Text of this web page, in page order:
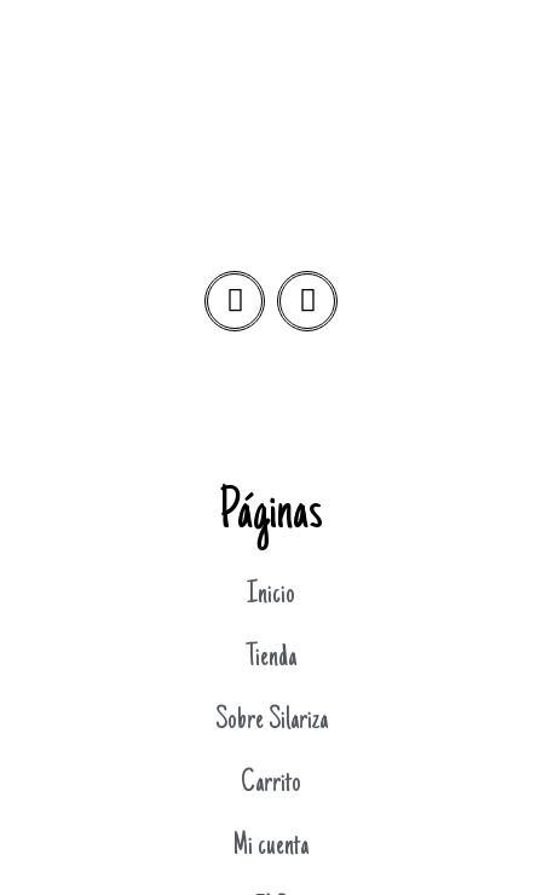
Páginas
Inicio
Tienda
Sobre Silariza
Carrito
Mi cuenta